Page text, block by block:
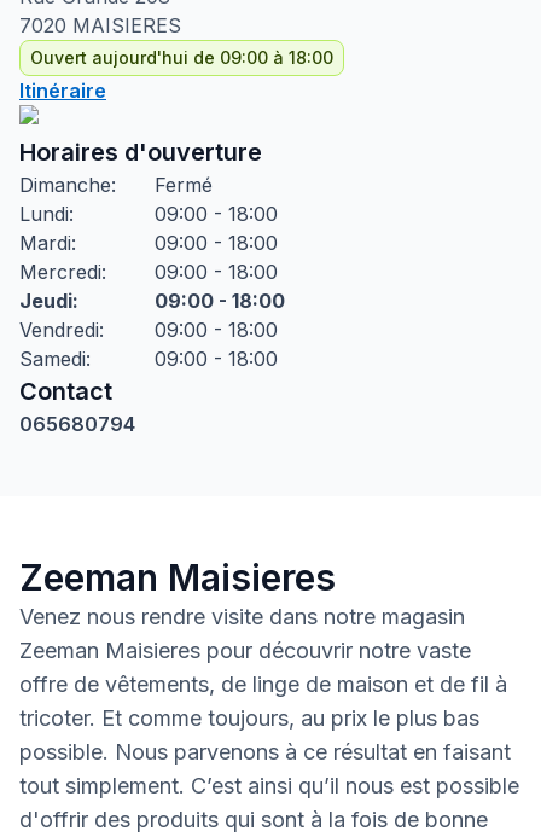
7020 MAISIERES
Ouvert aujourd'hui de 09:00 à 18:00
Itinéraire
Horaires d'ouverture
Dimanche:
Fermé
Lundi:
09:00 - 18:00
Mardi:
09:00 - 18:00
Mercredi:
09:00 - 18:00
Jeudi:
09:00 - 18:00
Vendredi:
09:00 - 18:00
Samedi: 09:00 - 18:00
Contact
065680794
Zeeman Maisieres
Venez nous rendre visite dans notre magasin
Zeeman Maisieres pour découvrir notre vaste
offre de vêtements, de linge de maison et de fil à
tricoter. Et comme toujours, au prix le plus bas
possible. Nous parvenons à ce résultat en faisant
tout simplement. C’est ainsi qu’il nous est possible
d'offrir des produits qui sont à la fois de bonne